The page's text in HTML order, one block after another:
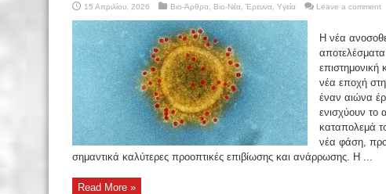
15 Απριλίου, 2026 Βιο-Άρθρα Βιο-Νέα Έρευνα Υγεία Leave a comment
Η νέα
επιστημονική
νέα εποχή
έναν αιώνα
ενισχύουν το
καταπολεμά
νέα φάση,
σημαντικά καλύτερες προοπτικές επιβίωσης και ανάρρωσης. Η ...
Read More »